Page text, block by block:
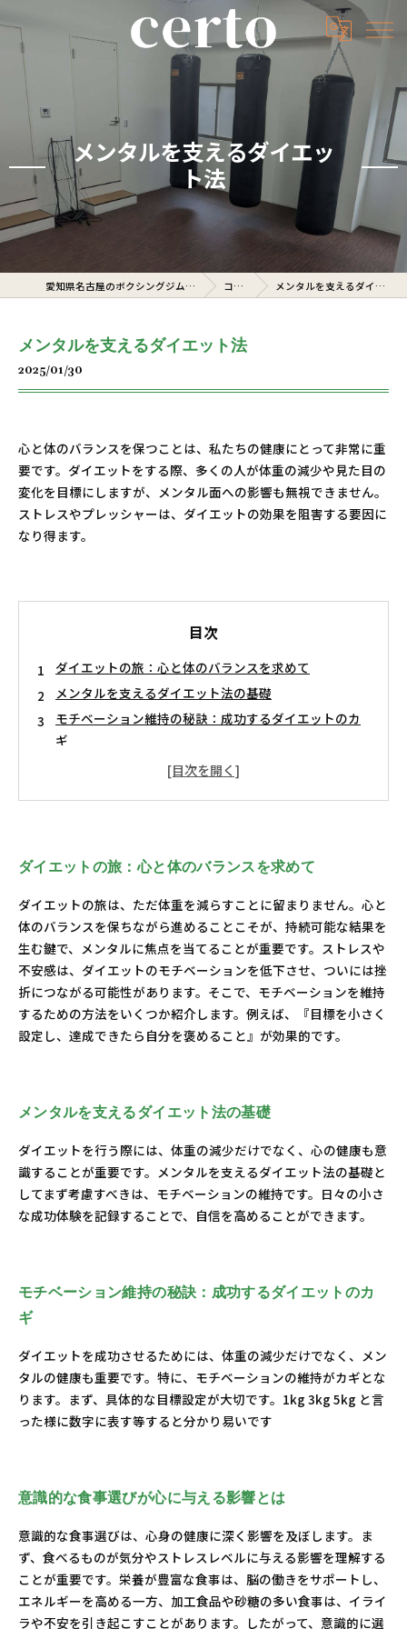
メンタルを支えるダイエッ
ト法
愛知県名古屋のボクシングジムならcerto コラム メンタルを支えるダイエット法
メンタルを支えるダイエット法
2025/01/30
心と体のバランスを保つことは、私たちの健康にとって非常に重
要です。ダイエットをする際、多くの人が体重の減少や見た目の
変化を目標にしますが、メンタル面への影響も無視できません。
ストレスやプレッシャーは、ダイエットの効果を阻害する要因に
なり得ます。
目次
ダイエットの旅：心と体のバランスを求めて
メンタルを支えるダイエット法の基礎
モチベーション維持の秘訣：成功するダイエットのカ
ギ
意識的な食事選びが心に与える影響とは
ダイエットの旅：心と体のバランスを求めて
ダイエットの旅は、ただ体重を減らすことに留まりません。心と
体のバランスを保ちながら進めることこそが、持続可能な結果を
生む鍵で、メンタルに焦点を当てることが重要です。ストレスや
不安感は、ダイエットのモチベーションを低下させ、ついには挫
折につながる可能性があります。そこで、モチベーションを維持
するための方法をいくつか紹介します。例えば、『目標を小さく
設定し、達成できたら自分を褒めること』が効果的です。
メンタルを支えるダイエット法の基礎
ダイエットを行う際には、体重の減少だけでなく、心の健康も意
識することが重要です。メンタルを支えるダイエット法の基礎と
してまず考慮すべきは、モチベーションの維持です。日々の小さ
な成功体験を記録することで、自信を高めることができます。
モチベーション維持の秘訣：成功するダイエットのカ
ギ
ダイエットを成功させるためには、体重の減少だけでなく、メン
タルの健康も重要です。特に、モチベーションの維持がカギとな
ります。まず、具体的な目標設定が大切です。1kg 3kg 5kg と言
った様に数字に表す等すると分かり易いです
意識的な食事選びが心に与える影響とは
意識的な食事選びは、心身の健康に深く影響を及ぼします。ま
ず、食べるものが気分やストレスレベルに与える影響を理解する
ことが重要です。栄養が豊富な食事は、脳の働きをサポートし、
エネルギーを高める一方、加工食品や砂糖の多い食事は、イライ
ラや不安を引き起こすことがあります。したがって、意識的に選